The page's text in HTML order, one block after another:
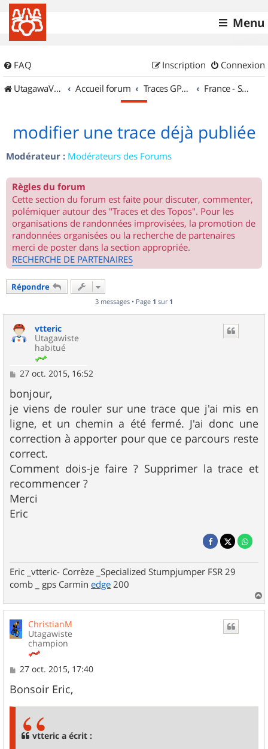
Menu
FAQ Connexion
Inscription
UtagawaVTT (Randos VTT et VTTAE avec traces GPS)
Accueil forum Traces GPS de randos VTT France - Sud Ouest
modifier une trace déjà publiée
Modérateur : Modérateurs des Forums
Règles du forum
Cette section du forum est faite pour discuter, commenter,
polémiquer autour des "Traces et des Topos". Pour les
organisations de randonnées improvisées, la promotion de
randonnées organisées ou la recherche de partenaires
merci de poster dans la section appropriée.
RECHERCHE DE PARTENAIRES
Répondre
3 messages • Page 1 sur 1
vtteric
Utagawiste
habitué
M
s
s
a
g
e
27 oct. 2015, 16:52
bonjour,
je viens de rouler sur une trace que j'ai mis en
ligne, et un chemin a été fermé. J'ai donc une
correction à apporter pour que ce parcours reste
correct.
Comment dois-je faire ? Supprimer la trace et
recommencer ?
Merci
Eric
Eric _vtteric- Corrèze _Specialized Stumpjumper FSR 29
comb _ gps Carmin edge 200
a
u
ChristianM
Utagawiste
champion
M
s
s
a
27 oct. 2015, 17:40
Bonsoir Eric,
vtteric a écrit :